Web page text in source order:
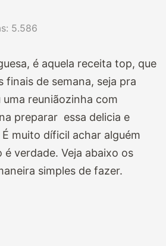
5.586
é aquela receita top, que
de semana, seja pra
reuniãozinha com
preparar essa delicia e
muito díficil achar alguém
é verdade. Veja abaixo os
simples de fazer.